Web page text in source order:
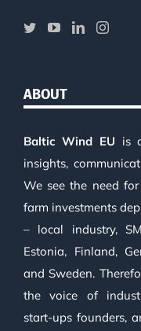
ABOUT
Baltic Wind EU is
insights,
We see the need
farm investments
– local industry,
Estonia, Finland,
and Sweden.
the voice of
start-ups founders,